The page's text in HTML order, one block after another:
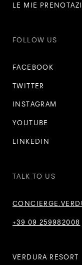
LE MIE
FOLLOW US
FACEBOOK
TWITTER
INSTAGRAM
YOUTUBE
LINKEDIN
TALK TO US
+39 09 259982008
VERDURA RESORT